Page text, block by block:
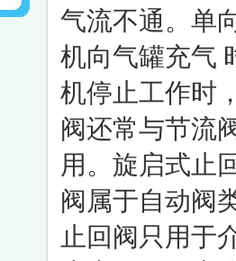
气流不通。单
机向气罐充气
机停止工作时
阀还常与节流
用。旋启式止
阀属于自动阀
止回阀只用于